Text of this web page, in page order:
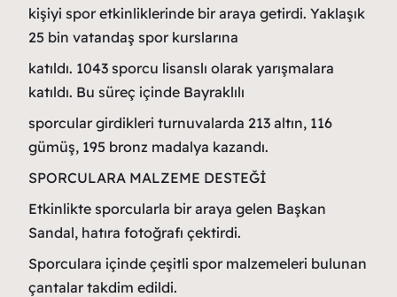
kişiyi spor etkinliklerinde bir araya getirdi. Yaklaşık
25 bin vatandaş spor kurslarına
katıldı. 1043 sporcu lisanslı olarak yarışmalara
katıldı. Bu süreç içinde Bayraklılı
sporcular girdikleri turnuvalarda 213 altın, 116
gümüş, 195 bronz madalya kazandı.
SPORCULARA MALZEME DESTEĞİ
Etkinlikte sporcularla bir araya gelen Başkan
Sandal, hatıra fotoğrafı çektirdi.
Sporculara içinde çeşitli spor malzemeleri bulunan
çantalar takdim edildi.